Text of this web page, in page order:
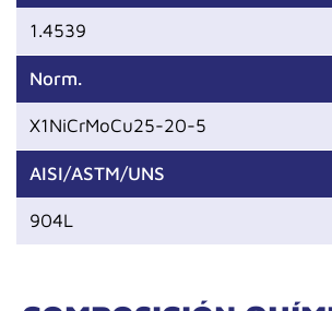
1.4539
Norm.
X1NiCrMoCu25-20-5
AISI/ASTM/UNS
904L